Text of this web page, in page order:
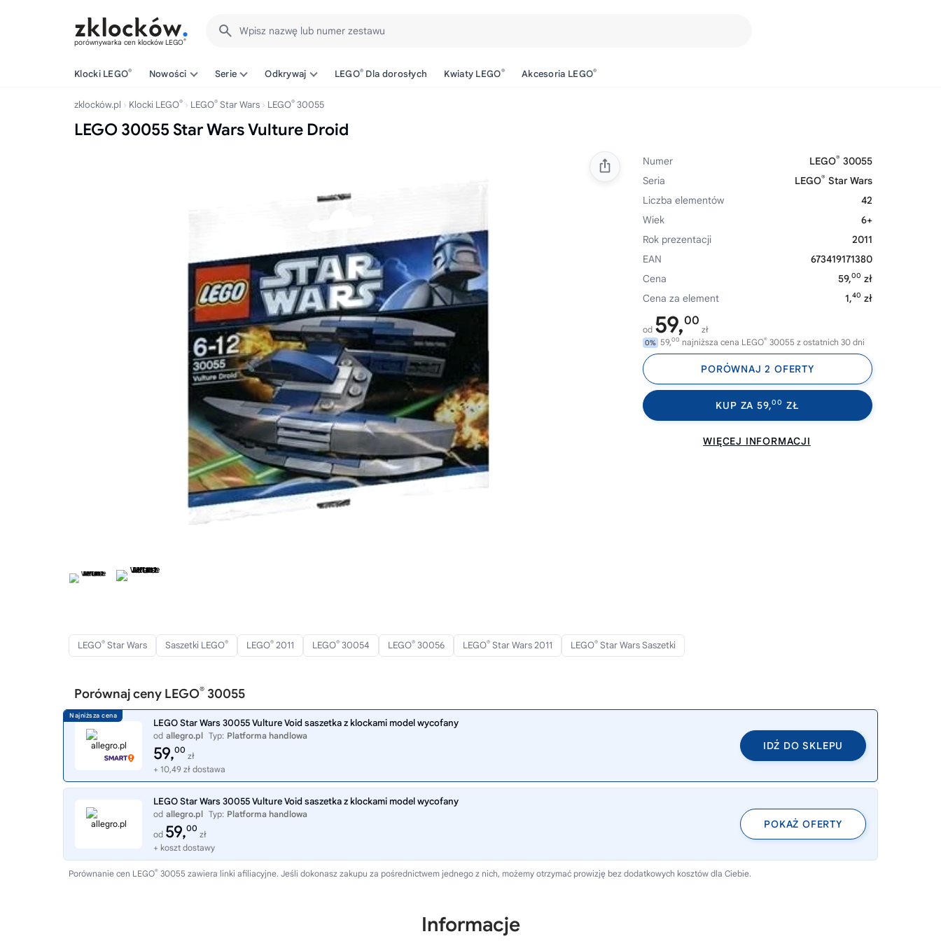
porównywarka cen klocków LEGO®
Wpisz nazwę lub numer zestawu
Klocki LEGO® Nowości Serie Odkrywaj LEGO® Dla dorosłych Kwiaty LEGO® Akcesoria LEGO®
zklocków.pl Klocki LEGO® LEGO® Star Wars LEGO® 30055
LEGO 30055 Star Wars Vulture Droid
Numer LEGO® 30055
Seria
LEGO® Star Wars
Liczba elementów
42
Wiek
6+
Rok prezentacji
2011
EAN
673419171380
Cena
59,00 zł
Cena za element
1,40 zł
od 59,00
zł
0% 59,00 najniższa cena LEGO® 30055 z ostatnich 30 dni
PORÓWNAJ 2 OFERTY
KUP ZA 59,00 ZŁ
WIĘCEJ INFORMACJI
LEGO® Star Wars Saszetki LEGO® LEGO® 2011 LEGO® 30054 LEGO® 30056 LEGO® Star Wars 2011 LEGO® Star Wars Saszetki
Porównaj ceny LEGO® 30055
LEGO Star Wars 30055 Vulture Void saszetka z klockami model wycofany
od allegro.pl Typ: Platforma handlowa
59,00
zł
+ 10,49 zł dostawa
IDŹ DO SKLEPU
LEGO Star Wars 30055 Vulture Void saszetka z klockami model wycofany
od allegro.pl Typ: Platforma handlowa
od 59,00
zł
+ koszt dostawy
POKAŻ OFERTY
Porównanie cen LEGO® 30055 zawiera linki afiliacyjne. Jeśli dokonasz zakupu za pośrednictwem jednego z nich, możemy otrzymać prowizję bez dodatkowych kosztów dla Ciebie.
Informacje